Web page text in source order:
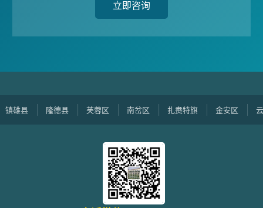
立即咨询
县 隆德县 芙蓉区 南岔区 扎赉特旗 金安区 云阳县